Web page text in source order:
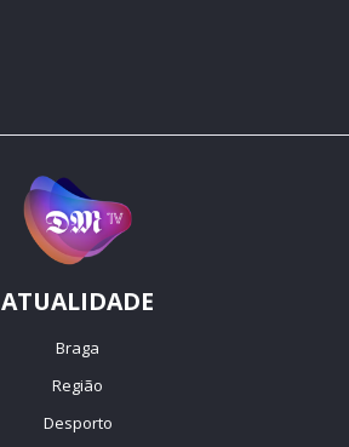
ATUALIDADE
Braga
Região
Desporto